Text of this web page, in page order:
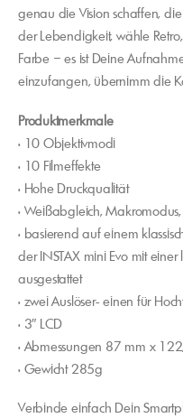
genau die Vision schaffen,
der Lebendigkeit, wähle
Farbe – es ist Deine
einzufangen, übernimm die
Produktmerkmale
• 10 Objektivmodi
• 10 Filmeffekte
• Hohe Druckqualität
• Weißabgleich, Makromodus,
• basierend auf einem
der INSTAX mini Evo mit
ausgestattet
• zwei Auslöser- einen für
• 3″ LCD
• Abmessungen 87 mm x
• Gewicht 285g
Verbinde einfach Dein